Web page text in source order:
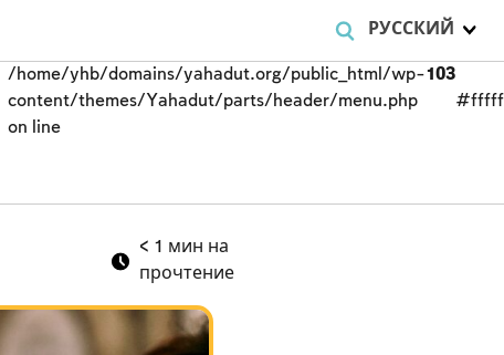
РУССКИЙ
/home/yhb/domains/yahadut.org/public_html/wp-
content/themes/Yahadut/parts/header/menu.php
on line
103
< 1 мин на
прочтение